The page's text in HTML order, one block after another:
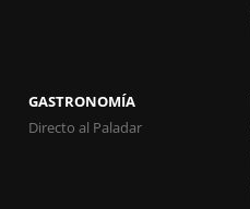
GASTRONOMÍA
Directo al Paladar